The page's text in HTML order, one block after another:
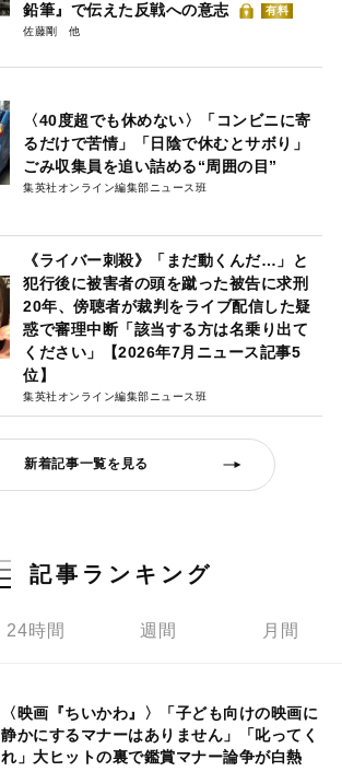
鉛筆』で伝えた反戦への意志
有料
佐藤剛
〈40度超でも休めない〉「コンビニに寄
るだけで苦情」「日陰で休むとサボり」
ごみ収集員を追い詰める“周囲の目”
集英社オンライン編集部ニュース班
《ライバー刺殺》「まだ動くんだ…」と
犯行後に被害者の頭を蹴った被告に求刑
20年、傍聴者が裁判をライブ配信した疑
惑で審理中断「該当する方は名乗り出て
ください」【2026年7月ニュース記事5
位】
集英社オンライン編集部ニュース班
新着記事一覧を見る
記事ランキング
24時間 週間 月間
〈映画『ちいかわ』〉「子ども向けの映画に
静かにするマナーはありません」「叱ってく
れ」大ヒットの裏で鑑賞マナー論争が白熱